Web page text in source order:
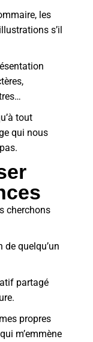
les
s’il
tout
qui nous
cherchons
de quelqu’un
partagé
propres
m’emmène